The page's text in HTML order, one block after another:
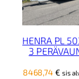
HENRA PL
3
8468,74 € sis